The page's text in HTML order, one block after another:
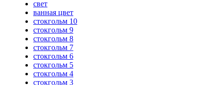
свет
ванная цвет
стокгольм 10
стокгольм 9
стокгольм 8
стокгольм 7
стокгольм 6
стокгольм 5
стокгольм 4
стокгольм 3